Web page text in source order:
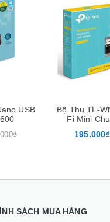
Wi-
Độ
Bộ Phát
tần Tốc đố
650.000₫
Mua hàng
SÁCH MUA HÀNG